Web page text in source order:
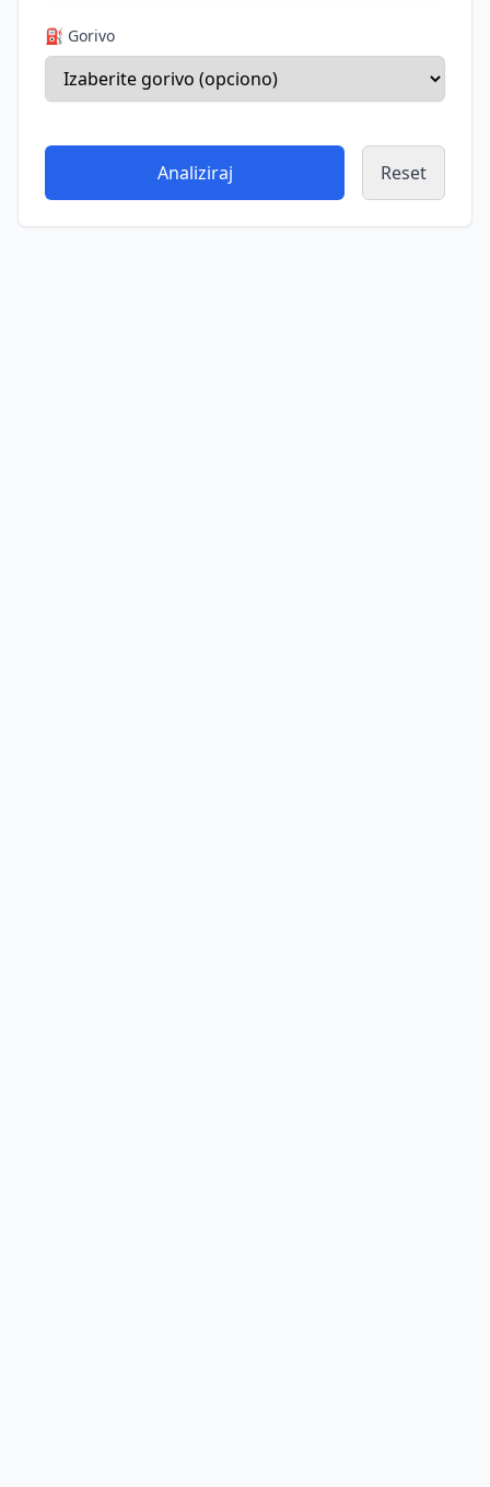
⛽ Gorivo
Analiziraj Reset